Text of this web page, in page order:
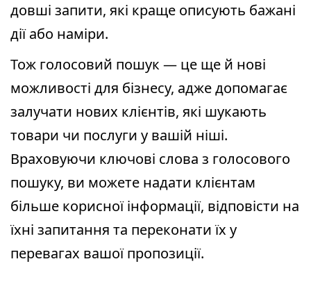
довші запити, які краще описують бажані
дії або наміри.
Тож голосовий пошук — це ще й нові
можливості для бізнесу, адже допомагає
залучати нових клієнтів, які шукають
товари чи послуги у вашій ніші.
Враховуючи ключові слова з голосового
пошуку, ви можете надати клієнтам
більше корисної інформації, відповісти на
їхні запитання та переконати їх у
перевагах вашої пропозиції.